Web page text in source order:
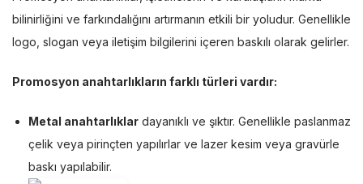
bilinirliğini ve farkındalığını artırmanın etkili bir yoludur. Genellikle
logo, slogan veya iletişim bilgilerini içeren baskılı olarak gelirler.
Promosyon anahtarlıkların farklı türleri vardır:
Metal anahtarlıklar dayanıklı ve şıktır. Genellikle paslanmaz
çelik veya pirinçten yapılırlar ve lazer kesim veya gravürle
baskı yapılabilir.